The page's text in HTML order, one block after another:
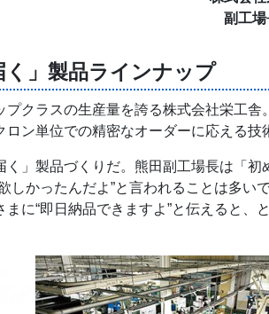
副工
く」製品ラインナップ
クラスの生産量を誇る株式会社栄工舎
ン単位での精密なオーダーに応える技
」製品づくりだ。熊田副工場長は「初
しかったんだよ”と言われることは多い
に“即日納品できますよ”と伝えると、